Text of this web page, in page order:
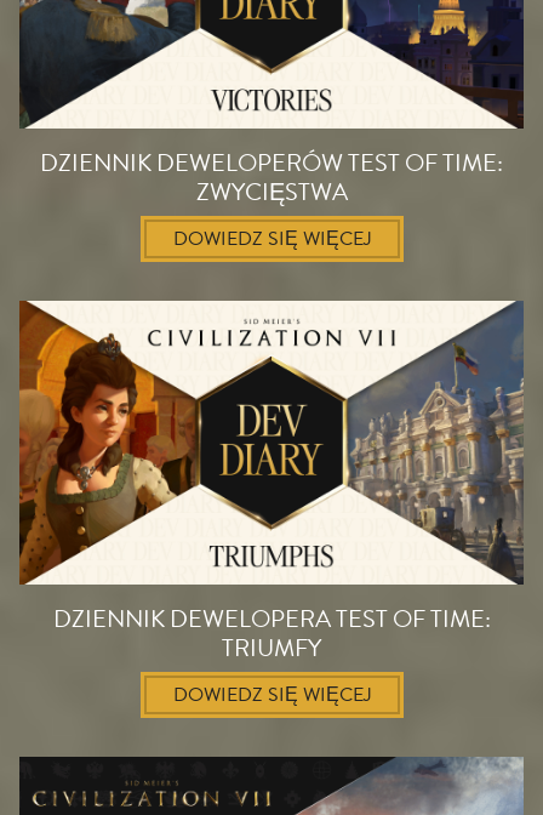
DZIENNIK DEWELOPERÓW TEST OF TIME:
ZWYCIĘSTWA
DOWIEDZ SIĘ WIĘCEJ
DZIENNIK DEWELOPERA TEST OF TIME:
TRIUMFY
DOWIEDZ SIĘ WIĘCEJ